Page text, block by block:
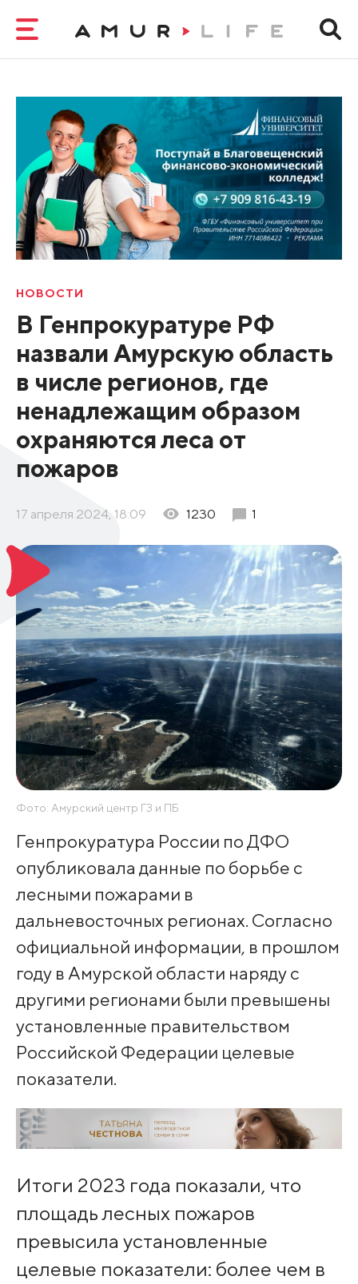
НОВОСТИ
В Генпрокуратуре РФ
назвали Амурскую область
в числе регионов, где
ненадлежащим образом
охраняются леса от
пожаров
17 апреля 2024, 18:09 1230 1
Фото: Амурский центр ГЗ и ПБ
Генпрокуратура России по ДФО
опубликовала данные по борьбе с
лесными пожарами в
дальневосточных регионах. Согласно
официальной информации, в прошлом
году в Амурской области наряду с
другими регионами были превышены
установленные правительством
Российской Федерации целевые
показатели.
Итоги 2023 года показали, что
площадь лесных пожаров
превысила установленные
целевые показатели: более чем в